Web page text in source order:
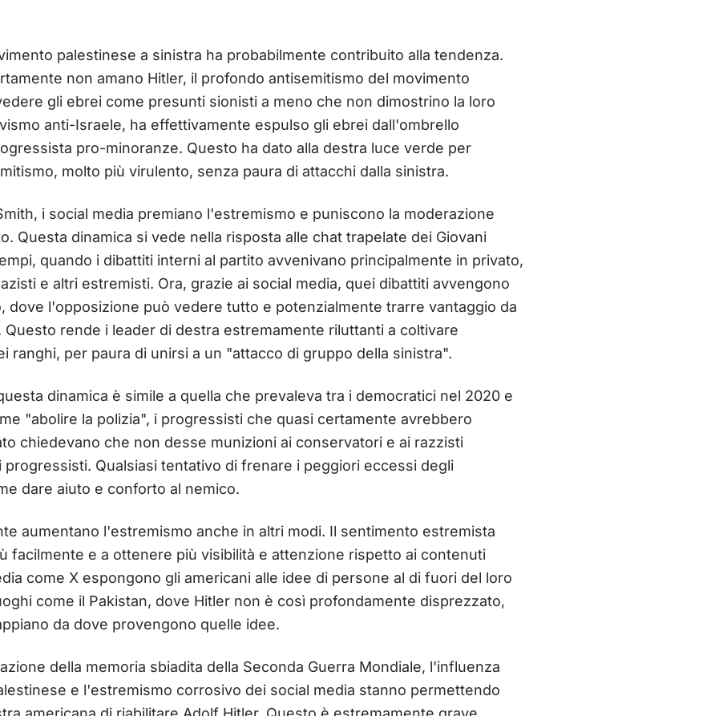
palestinese a sinistra ha probabilmente contribuito alla tendenza.
non amano Hitler, il profondo antisemitismo del movimento
gli ebrei come presunti sionisti a meno che non dimostrino la loro
anti-Israele, ha effettivamente espulso gli ebrei dall'ombrello
pro-minoranze. Questo ha dato alla destra luce verde per
molto più virulento, senza paura di attacchi dalla sinistra.
i social media premiano l'estremismo e puniscono la moderazione
Questa dinamica si vede nella risposta alle chat trapelate dei Giovani
quando i dibattiti interni al partito avvenivano principalmente in privato,
e altri estremisti. Ora, grazie ai social media, quei dibattiti avvengono
dove l'opposizione può vedere tutto e potenzialmente trarre vantaggio da
Questo rende i leader di destra estremamente riluttanti a coltivare
ranghi, per paura di unirsi a un "attacco di gruppo della sinistra".
dinamica è simile a quella che prevaleva tra i democratici nel 2020 e
"abolire la polizia", i progressisti che quasi certamente avrebbero
chiedevano che non desse munizioni ai conservatori e ai razzisti
Qualsiasi tentativo di frenare i peggiori eccessi degli
dare aiuto e conforto al nemico.
aumentano l'estremismo anche in altri modi. Il sentimento estremista
facilmente e a ottenere più visibilità e attenzione rispetto ai contenuti
come X espongono gli americani alle idee di persone al di fuori del loro
come il Pakistan, dove Hitler non è così profondamente disprezzato,
da dove provengono quelle idee.
della memoria sbiadita della Seconda Guerra Mondiale, l'influenza
e l'estremismo corrosivo dei social media stanno permettendo